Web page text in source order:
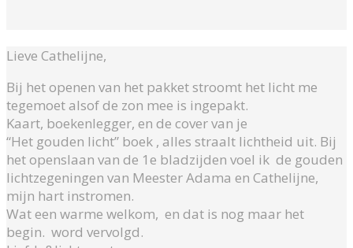
Lieve Cathelijne,
Bij het openen van het pakket stroomt het licht me
tegemoet alsof de zon mee is ingepakt.
Kaart, boekenlegger, en de cover van je
“Het gouden licht” boek , alles straalt lichtheid uit. Bij
het openslaan van de 1e bladzijden voel ik de gouden
lichtzegeningen van Meester Adama en Cathelijne,
mijn hart instromen.
Wat een warme welkom, en dat is nog maar het
begin. word vervolgd.